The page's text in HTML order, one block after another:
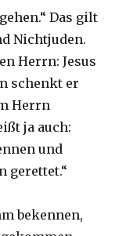
Das gilt
Nichtjuden.
Herrn: Jesus
schenkt er
Herrn
ja auch:
und
gerettet.“
bekennen,